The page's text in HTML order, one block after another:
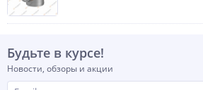
Будьте в курсе!
Новости, обзоры и акции